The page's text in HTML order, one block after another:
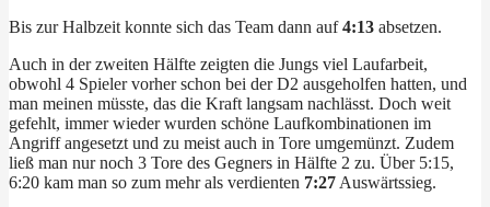
Bis zur Halbzeit konnte sich das Team dann auf4:13 absetzen.
Auch in der zweiten Hälfte zeigten die Jungs viel Laufarbeit,
obwohl 4 Spieler vorher schon bei der D2 ausgeholfen hatten, und
man meinen müsste, das die Kraft langsam nachlässt. Doch weit
gefehlt, immer wieder wurden schöne Laufkombinationen im
Angriff angesetzt und zu meist auch in Tore umgemünzt. Zudem
ließ man nur noch 3 Tore des Gegners in Hälfte 2 zu. Über 5:15,
6:20 kam man so zum mehr als verdienten 7:27 Auswärtssieg.